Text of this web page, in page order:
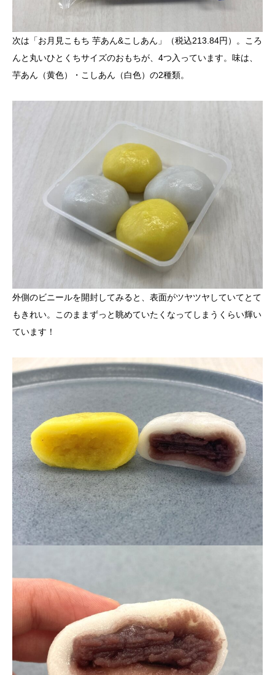
次は「お月見こもち 芋あん&こしあん」（税込213.84円）。ころ
んと丸いひとくちサイズのおもちが、4つ入っています。味は、
芋あん（黄色）・こしあん（白色）の2種類。
外側のビニールを開封してみると、表面がツヤツヤしていてとて
もきれい。このままずっと眺めていたくなってしまうくらい輝い
ています！